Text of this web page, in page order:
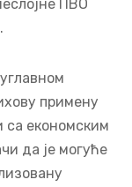
ПВО
примену
са економским
да је могуће